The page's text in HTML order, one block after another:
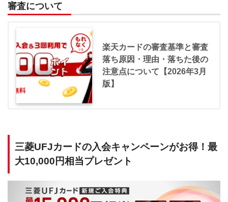
審査について
楽天カードの審査基準と審査
落ち原因・理由・落ちた後の
注意点について【2026年3月
版】
三菱UFJカードの入会キャンペーンがお得！最
大10,000円相当プレゼント